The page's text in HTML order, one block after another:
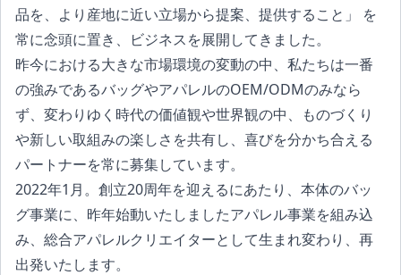
品を、より産地に近い立場から提案、提供すること」 を
常に念頭に置き、ビジネスを展開してきました。
昨今における大きな市場環境の変動の中、私たちは一番
の強みであるバッグやアパレルのOEM/ODMのみなら
ず、変わりゆく時代の価値観や世界観の中、ものづくり
や新しい取組みの楽しさを共有し、喜びを分かち合える
パートナーを常に募集しています。
2022年1月。創立20周年を迎えるにあたり、本体のバッ
グ事業に、昨年始動いたしましたアパレル事業を組み込
み、総合アパレルクリエイターとして生まれ変わり、再
出発いたします。